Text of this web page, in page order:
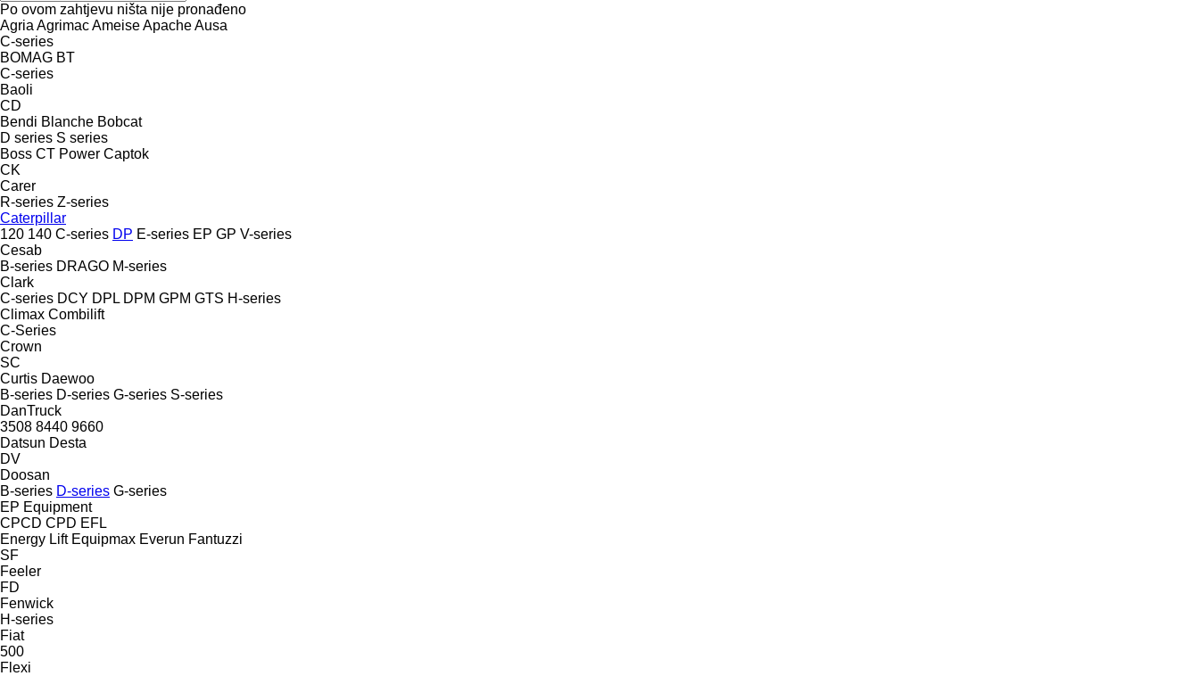
Po ovom zahtjevu ništa nije pronađeno
Agria AgrimacAmeiseApacheAusa
C-series
BOMAG BT
C-series
Baoli
CD
Bendi Blanche Bobcat
D series S series
Boss CT Power Captok
CK
Carer
R-series Z-series
Caterpillar
120 140 C-series DP E-series EP GP V-series
Cesab
B-series DRAGO M-series
Clark
C-series DCY DPL DPM GPM GTS H-series
Climax Combilift
C-Series
Crown
SC
Curtis Daewoo
B-series D-series G-series S-series
DanTruck
3508 8440 9660
Datsun Desta
DV
Doosan
B-series D-series G-series
EP Equipment
CPCD CPD EFL
Energy Lift Equipmax Everun Fantuzzi
SF
Feeler
FD
Fenwick
H-series
Fiat
500
Flexi